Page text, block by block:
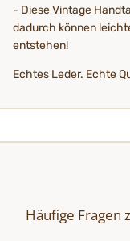
- Diese Vintage
dadurch können
entstehen!
Echtes Leder. Echte
Häufige Fragen